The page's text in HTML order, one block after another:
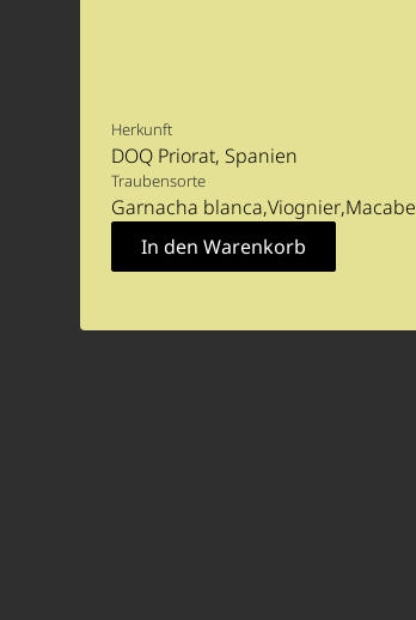
Herkunft
DOQ Priorat Spanien
Traubensorte
Garnacha blanca Viognier